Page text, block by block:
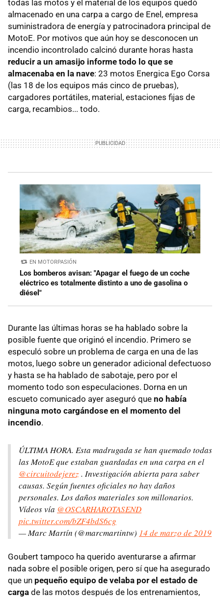
todas las motos y el material de los equipos quedó
almacenado en una carpa a cargo de Enel, empresa
suministradora de energía y patrocinadora principal de
MotoE. Por motivos que aún hoy se desconocen un
incendio incontrolado calcinó durante horas hasta
reducir a un amasijo informe todo lo que se
almacenaba en la nave: 23 motos Energica Ego Corsa
(las 18 de los equipos más cinco de pruebas),
cargadores portátiles, material, estaciones fijas de
carga, recambios... todo.
EN MOTORPASIÓN
Los bomberos avisan: "Apagar el fuego de un coche
eléctrico es totalmente distinto a uno de gasolina o
diésel"
Durante las últimas horas se ha hablado sobre la
posible fuente que originó el incendio. Primero se
especuló sobre un problema de carga en una de las
motos, luego sobre un generador adicional defectuoso
y hasta se ha hablado de sabotaje, pero por el
momento todo son especulaciones. Dorna en un
escueto comunicado ayer aseguró que no había
ninguna moto cargándose en el momento del
incendio.
ÚLTIMA HORA. Esta madrugada se han quemado todas
las MotoE que estaban guardadas en una carpa en el
@circuitodejerez. Investigación abierta para saber
causas. Según fuentes oficiales no hay daños
personales. Los daños materiales son millonarios.
Vídeos vía @OSCARHAROTASEND
pic.twitter.com/bZF4bdS6cg
— Marc Martín (@marcmartintw) 14 de marzo de 2019
Goubert tampoco ha querido aventurarse a afirmar
nada sobre el posible origen, pero sí que ha asegurado
que un pequeño equipo de velaba por el estado de
carga de las motos después de los entrenamientos,